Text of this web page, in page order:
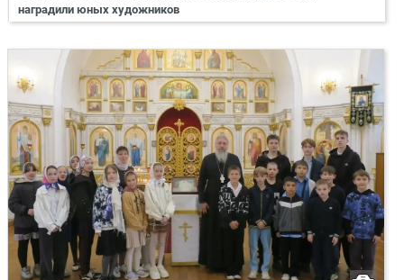
наградили юных художников